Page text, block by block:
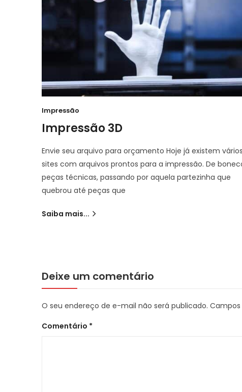
Impressão
Impressão 3D
Envie seu arquivo para orçamento Hoje já existem vários
sites com arquivos prontos para a impressão. De
peças técnicas, passando por aquela partezinha que
quebrou até peças que
Saiba mais...
Deixe um comentário
O seu endereço de e-mail não será publicado.
Comentário *